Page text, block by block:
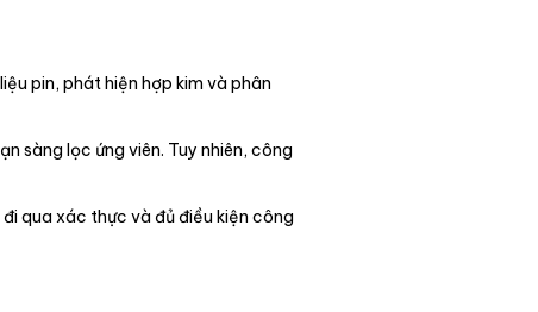
pin, phát hiện hợp kim và phân
sàng lọc ứng viên. Tuy nhiên, công
qua xác thực và đủ điều kiện công